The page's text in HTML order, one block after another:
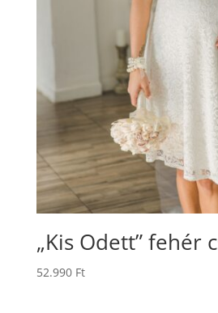
„Kis Odett” fehér
52.990 Ft